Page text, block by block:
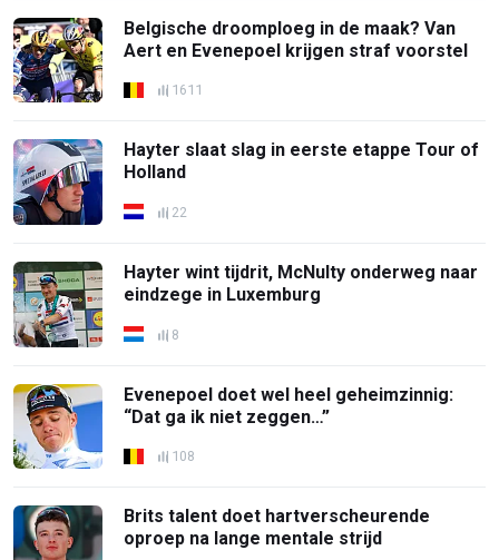
Belgische droomploeg in de maak? Van
Aert en Evenepoel krijgen straf voorstel
1611
Hayter slaat slag in eerste etappe Tour of
Holland
22
Hayter wint tijdrit, McNulty onderweg naar
eindzege in Luxemburg
8
Evenepoel doet wel heel geheimzinnig:
“Dat ga ik niet zeggen…”
108
Brits talent doet hartverscheurende
oproep na lange mentale strijd